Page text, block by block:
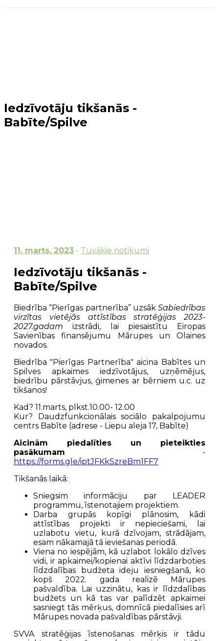
Iedzīvotāju tikšanās -
Babīte/Spilve
11. marts, 2023 - Tuvākie notikumi
Iedzīvotāju tikšanās -
Babīte/Spilve
Biedrība “Pierīgas partnerība” uzsāk Sabiedrības
virzītas vietējās attīstības stratēģijas 2023-
2027.gadamizstrādi, lai piesaistītu Eiropas
Savienības finansējumu Mārupes un Olaines
novados.
Biedrība "Pierīgas Partnerība" aicina Babītes un
Spilves apkaimes iedzīvotājus, uzņēmējus,
biedrību pārstāvjus, ģimenes ar bērniem u.c. uz
tikšanos!
Kad? 11.marts, plkst.10.00- 12.00
Kur? Daudzfunkcionālais sociālo pakalpojumu
centrs Babīte (adrese - Liepu aleja 17, Babīte)
Aicinām piedalīties un pieteikties
pasākumam -
https://forms.gle/iptJFKkSzreBm1FF7
Tikšanās laikā:
Sniegsim informāciju par LEADER
programmu, īstenotajiem projektiem.
Darba grupās kopīgi plānosim, kādi
attīstības projekti ir nepieciešami, lai
uzlabotu vietu, kurā dzīvojam, strādājam,
esam nākamajā tā ieviešanas periodā.
Viena no iespējām, kā uzlabot lokālo dzīves
vidi, ir apkaimei/kopienai aktīvi līdzdarboties
līdzdalības budžeta ideju iesniegšanā, ko
kopš 2022. gada realizē Mārupes
pašvaldība. Lai uzzinātu, kas ir līdzdalības
budžets un kā tas var palīdzēt apkaimei
sasniegt tās mērķus, domnīcā piedalīsies arī
Mārupes novada pašvaldības pārstāvji.
SVVA stratēģijas īstenošanas mērķis ir tādu